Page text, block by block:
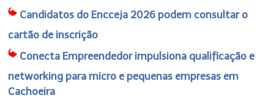
Candidatos do Encceja 2026 podem consultar o
cartão de inscrição
Conecta Empreendedor impulsiona qualificação e
networking para micro e pequenas empresas em
Cachoeira